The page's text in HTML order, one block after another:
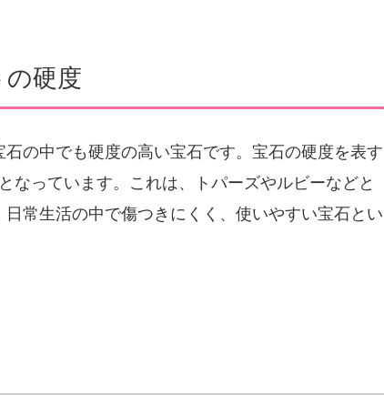
硬度
の中でも硬度の高い宝石です。宝石の硬度を表す
なっています。これは、トパーズやルビーなどと
常生活の中で傷つきにくく、使いやすい宝石とい